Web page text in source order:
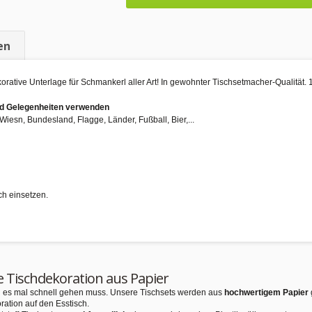
Unterlage für Schmankerl aller Art! In gewohnter Tischsetmacher-
Gelegenheiten verwenden
Bundesland, Flagge, Länder, Fußball, Bier,...
einsetzen.
aus Papier
mal schnell gehen muss. Unsere Tischsets werden aus hochwertigem Papier
auf den Esstisch.